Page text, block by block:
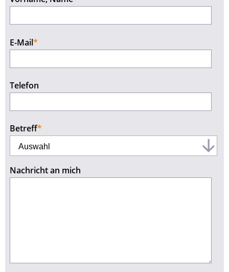
Pflichtfeld
E-Mail*
Telefon
Pflichtfeld
Betreff*
Nachricht an mich